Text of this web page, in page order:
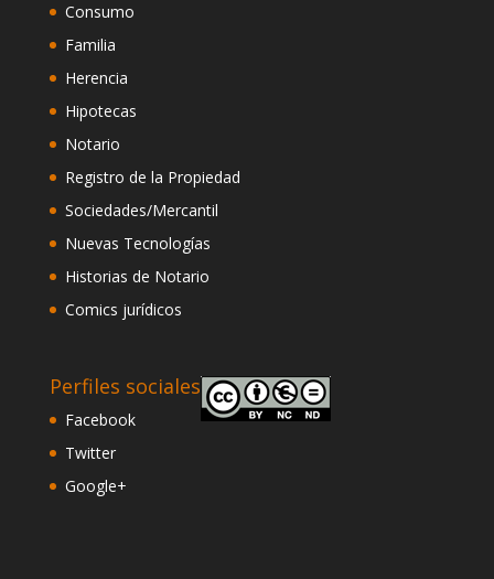
Consumo
Familia
Herencia
Hipotecas
Notario
Registro de la Propiedad
Sociedades/Mercantil
Nuevas Tecnologías
Historias de Notario
Comics jurídicos
Perfiles sociales
Facebook
Twitter
Google+